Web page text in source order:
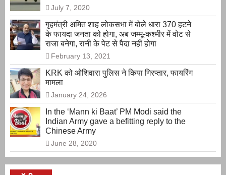
July 7, 2020
गृहमंत्री अमित शाह लोकसभा में बोले धारा 370 हटने
के फायदा जनता को होगा, अब जम्मू-कश्मीर में वोट से
राजा बनेगा, रानी के पेट से पैदा नहीं होगा
February 13, 2021
KRK को ओशिवारा पुलिस ने किया गिरप्तार, फायरिंग
मामला
January 24, 2026
In the ‘Mann ki Baat’ PM Modi said the
Indian Army gave a befitting reply to the
Chinese Army
June 28, 2020